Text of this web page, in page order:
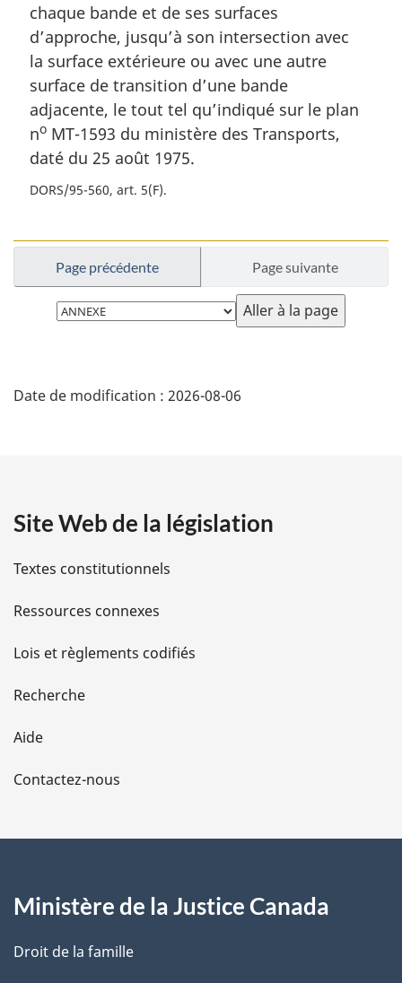
chaque bande et de ses surfaces
d’approche, jusqu’à son intersection avec
la surface extérieure ou avec une autre
surface de transition d’une bande
adjacente, le tout tel qu’indiqué sur le plan
no MT-1593 du ministère des Transports,
daté du 25 août 1975.
DORS/95-560, art. 5(F)
Page précédente Page suivante
Choisissez
la
é
i
l
s
d
e
l
a
e
Date de modification : 2026-08-06
Site Web de la législation
Textes constitutionnels
Ressources connexes
Lois et règlements codifiés
Recherche
Aide
Contactez-nous
Ministère de la Justice Canada
Droit de la famille